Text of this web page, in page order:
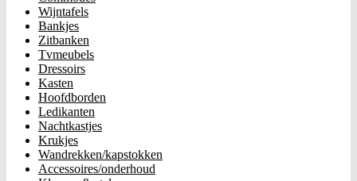
Wijntafels
Bankjes
Zitbanken
Tvmeubels
Dressoirs
Kasten
Hoofdborden
Ledikanten
Nachtkastjes
Krukjes
Wandrekken/kapstokken
Accessoires/onderhoud